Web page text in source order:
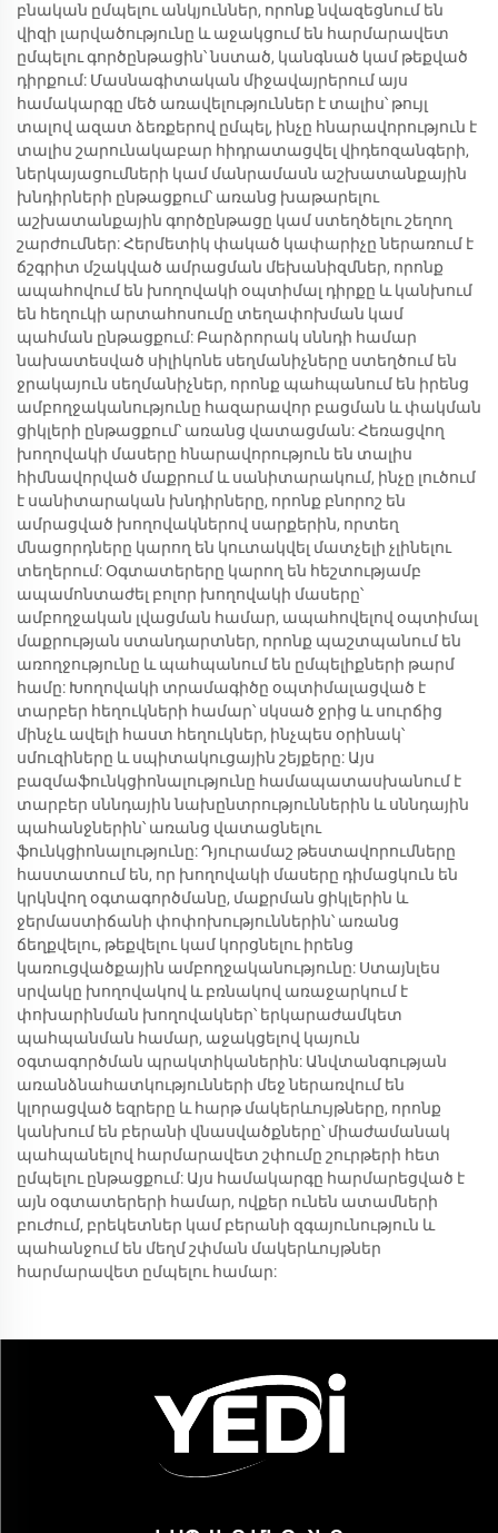
բնական ըմպելու անկյուններ, որոնք նվազեցնում են
վիզի լարվածությունը և աջակցում են հարմարավետ
ըմպելու գործընթացին՝ նստած, կանգնած կամ թեքված
դիրքում: Մասնագիտական միջավայրերում այս
համակարգը մեծ առավելություններ է տալիս՝ թույլ
տալով ազատ ձեռքերով ըմպել, ինչը հնարավորություն է
տալիս շարունակաբար հիդրատացվել վիդեոզանգերի,
ներկայացումների կամ մանրամասն աշխատանքային
խնդիրների ընթացքում՝ առանց խաթարելու
աշխատանքային գործընթացը կամ ստեղծելու շեղող
շարժումներ: Հերմետիկ փակած կափարիչը ներառում է
ճշգրիտ մշակված ամրացման մեխանիզմներ, որոնք
ապահովում են խողովակի օպտիմալ դիրքը և կանխում
են հեղուկի արտահոսումը տեղափոխման կամ
պահման ընթացքում: Բարձրորակ սննդի համար
նախատեսված սիլիկոնե սեղմանիչները ստեղծում են
ջրակայուն սեղմանիչներ, որոնք պահպանում են իրենց
ամբողջականությունը հազարավոր բացման և փակման
ցիկլերի ընթացքում՝ առանց վատացման: Հեռացվող
խողովակի մասերը հնարավորություն են տալիս
հիմնավորված մաքրում և սանիտարակում, ինչը լուծում
է սանիտարական խնդիրները, որոնք բնորոշ են
ամրացված խողովակներով սարքերին, որտեղ
մնացորդները կարող են կուտակվել մատչելի չլինելու
տեղերում: Օգտատերերը կարող են հեշտությամբ
ապամոնտաժել բոլոր խողովակի մասերը՝
ամբողջական լվացման համար, ապահովելով օպտիմալ
մաքրության ստանդարտներ, որոնք պաշտպանում են
առողջությունը և պահպանում են ըմպելիքների թարմ
համը: Խողովակի տրամագիծը օպտիմալացված է
տարբեր հեղուկների համար՝ սկսած ջրից և սուրճից
մինչև ավելի հաստ հեղուկներ, ինչպես օրինակ՝
սմուզիները և սպիտակուցային շեյքերը: Այս
բազմաֆունկցիոնալությունը համապատասխանում է
տարբեր սննդային նախընտրություններին և սննդային
պահանջներին՝ առանց վատացնելու
ֆունկցիոնալությունը: Դյուրամաշ թեստավորումները
հաստատում են, որ խողովակի մասերը դիմացկուն են
կրկնվող օգտագործմանը, մաքրման ցիկլերին և
ջերմաստիճանի փոփոխություններին՝ առանց
ճեղքվելու, թեքվելու կամ կորցնելու իրենց
կառուցվածքային ամբողջականությունը: Ստայնլես
սրվակը խողովակով և բռնակով առաջարկում է
փոխարինման խողովակներ՝ երկարաժամկետ
պահպանման համար, աջակցելով կայուն
օգտագործման պրակտիկաներին: Անվտանգության
առանձնահատկությունների մեջ ներառվում են
կլորացված եզրերը և հարթ մակերևույթները, որոնք
կանխում են բերանի վնասվածքները՝ միաժամանակ
պահպանելով հարմարավետ շփումը շուրթերի հետ
ըմպելու ընթացքում: Այս համակարգը հարմարեցված է
այն օգտատերերի համար, ովքեր ունեն ատամների
բուժում, բրեկետներ կամ բերանի զգայունություն և
պահանջում են մեղմ շփման մակերևույթներ
հարմարավետ ըմպելու համար: